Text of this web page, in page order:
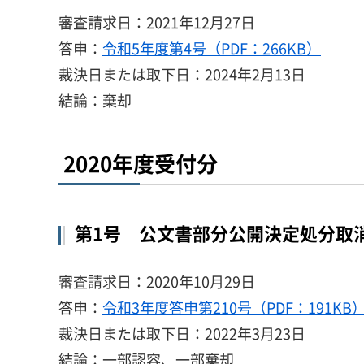
審査請求日：2021年12月27日
答申： 令和5年度第4号（PDF：266KB）
裁決日または取下日：2024年2月13日
結論：棄却
2020年度受付分
第1号 公文書部分公開決定処分取
審査請求日：2020年10月29日
答申： 令和3年度答申第210号（PDF：191KB）
裁決日または取下日：2022年3月23日
結論：一部認容、一部棄却